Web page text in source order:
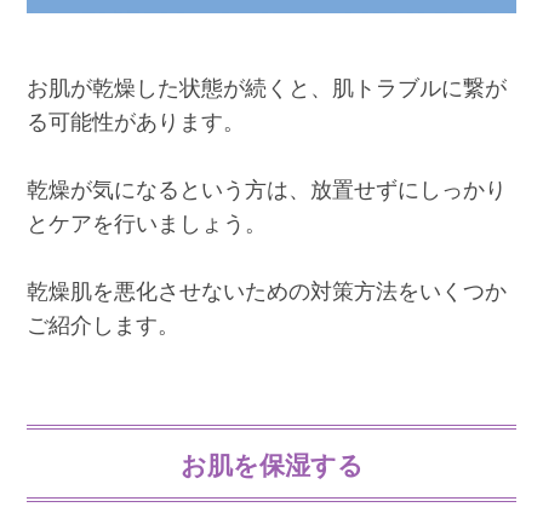
お肌が乾燥した状態が続くと、肌トラブルに繋が
る可能性があります。
乾燥が気になるという方は、放置せずにしっかり
とケアを行いましょう。
乾燥肌を悪化させないための対策方法をいくつか
ご紹介します。
お肌を保湿する